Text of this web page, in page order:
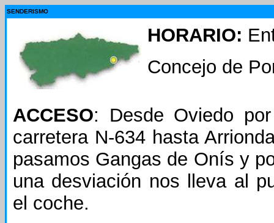
SENDERISMO
HORARIO:
Concejo de
ACCESO: Desde Oviedo
carretera N-634 hasta
pasamos Gangas de Onís y
una desviación nos lleva al
el coche.